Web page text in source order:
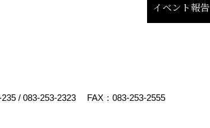
イベント報告
/ 083-253-2323
FAX：083-253-2555